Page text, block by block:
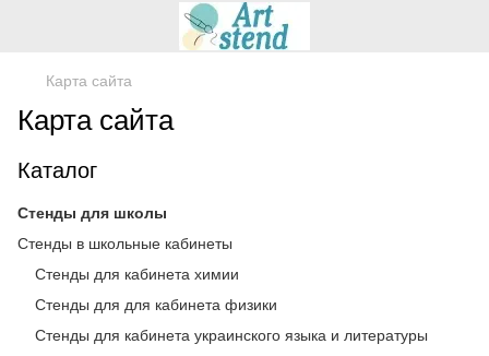
Карта сайта
Карта сайта
Каталог
Стенды для школы
Стенды в школьные кабинеты
Стенды для кабинета химии
Стенды для для кабинета физики
Стенды для кабинета украинского языка и литературы